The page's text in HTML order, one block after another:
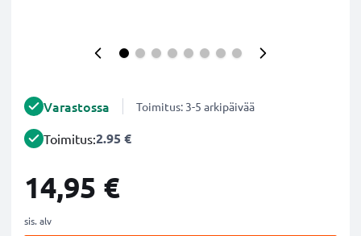
Varastossa Toimitus: 3-5 arkipäivää
Toimitus:2.95 €
14,95 €
sis. alv